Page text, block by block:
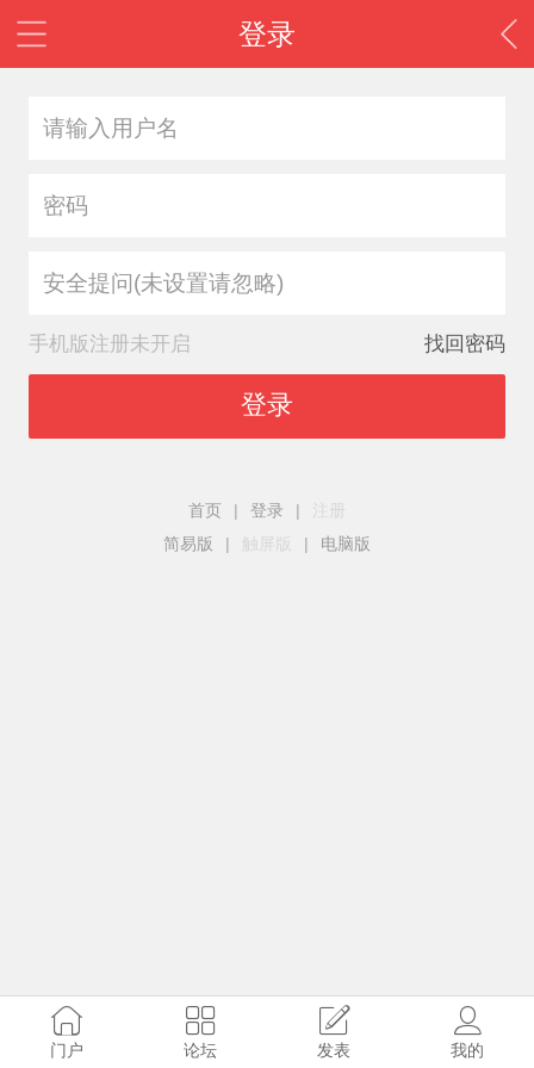
登录
安全提问(未设置请忽略)
手机版注册未开启 找回密码
登录
首页 | 登录 |
注册
简易版
| 触屏版 | 电脑版
门户 论坛 发表 我的